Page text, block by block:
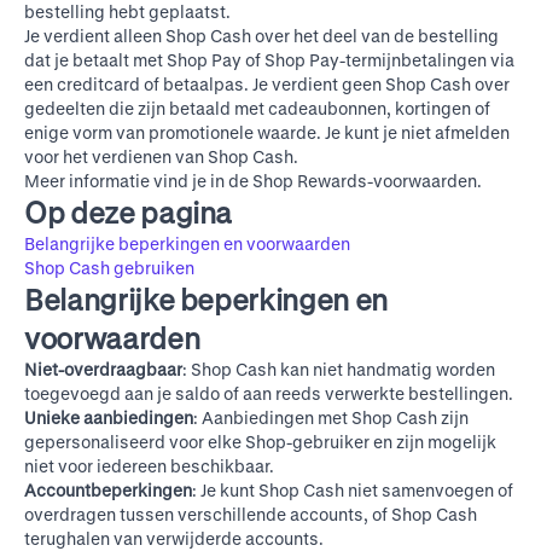
bestelling hebt geplaatst.
Je verdient alleen Shop Cash over het deel van de bestelling
dat je betaalt met Shop Pay of Shop Pay-termijnbetalingen via
een creditcard of betaalpas. Je verdient geen Shop Cash over
gedeelten die zijn betaald met cadeaubonnen, kortingen of
enige vorm van promotionele waarde. Je kunt je niet afmelden
voor het verdienen van Shop Cash.
Meer informatie vind je in de Shop Rewards-voorwaarden.
Op deze pagina
Belangrijke beperkingen en voorwaarden
Shop Cash gebruiken
Belangrijke beperkingen en
voorwaarden
Niet-overdraagbaar: Shop Cash kan niet handmatig worden
toegevoegd aan je saldo of aan reeds verwerkte bestellingen.
Unieke aanbiedingen: Aanbiedingen met Shop Cash zijn
gepersonaliseerd voor elke Shop-gebruiker en zijn mogelijk
niet voor iedereen beschikbaar.
Accountbeperkingen: Je kunt Shop Cash niet samenvoegen of
overdragen tussen verschillende accounts, of Shop Cash
terughalen van verwijderde accounts.